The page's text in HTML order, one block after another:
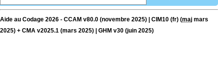
Aide au Codage 2026 - CCAM v80.0 (novembre 2025) | CIM10 (fr) (maj mars
2025) + CMA v2025.1 (mars 2025) | GHM v30 (juin 2025)